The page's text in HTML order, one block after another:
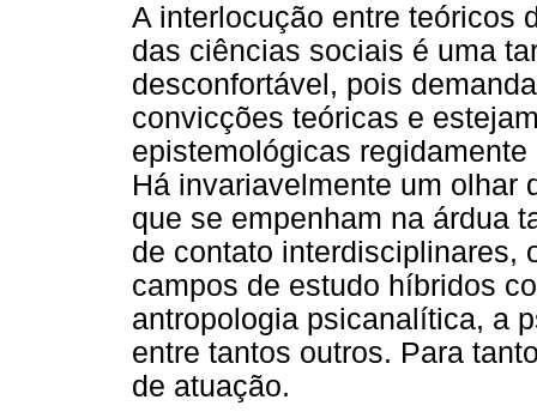
A interlocução entre teóricos
das ciências sociais é uma
desconfortável, pois
convicções teóricas e
epistemológicas
Há invariavelmente um olhar
que se empenham na árdua
de contato interdisciplinares,
campos de estudo híbridos
antropologia psicanalítica, a
entre tantos outros. Para
de atuação.